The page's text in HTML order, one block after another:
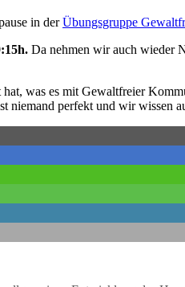
in derÜbungsgruppe
Da nehmen wir auch wieder
hat, was es mit Gewaltfreier
niemand perfekt und wir wissen